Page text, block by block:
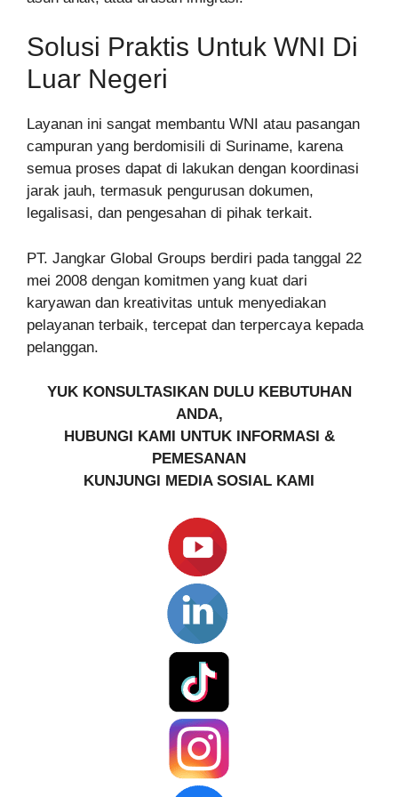
Solusi Praktis Untuk WNI Di
Luar Negeri
Layanan ini sangat membantu WNI atau pasangan
campuran yang berdomisili di Suriname, karena
semua proses dapat di lakukan dengan koordinasi
jarak jauh, termasuk pengurusan dokumen,
legalisasi, dan pengesahan di pihak terkait.
PT. Jangkar Global Groups berdiri pada tanggal 22
mei 2008 dengan komitmen yang kuat dari
karyawan dan kreativitas untuk menyediakan
pelayanan terbaik, tercepat dan terpercaya kepada
pelanggan.
YUK KONSULTASIKAN DULU KEBUTUHAN
ANDA,
HUBUNGI KAMI UNTUK INFORMASI &
PEMESANAN
KUNJUNGI MEDIA SOSIAL KAMI